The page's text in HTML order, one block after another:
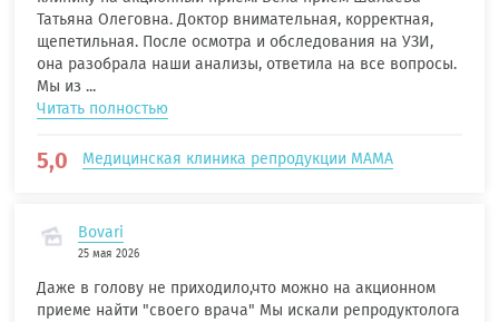
Татьяна Олеговна. Доктор внимательная, корректная,
щепетильная. После осмотра и обследования на УЗИ,
она разобрала наши анализы, ответила на все вопросы.
Мы из ...
Читать полностью
5,0 Медицинская клиника репродукции МАМА
Bovari
25 мая 2026
Даже в голову не приходило,что можно на акционном
приеме найти "своего врача" Мы искали репродуктолога